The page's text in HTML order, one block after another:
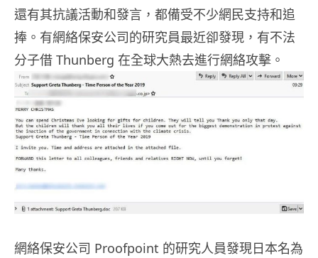
還有其抗議活動和發言，都備受不少網民支持和追
捧。有網絡保安公司的研究員最近卻發現，有不法
分子借 Thunberg 在全球大熱去進行網絡攻擊。
網絡保安公司 Proofpoint 的研究人員發現日本名為